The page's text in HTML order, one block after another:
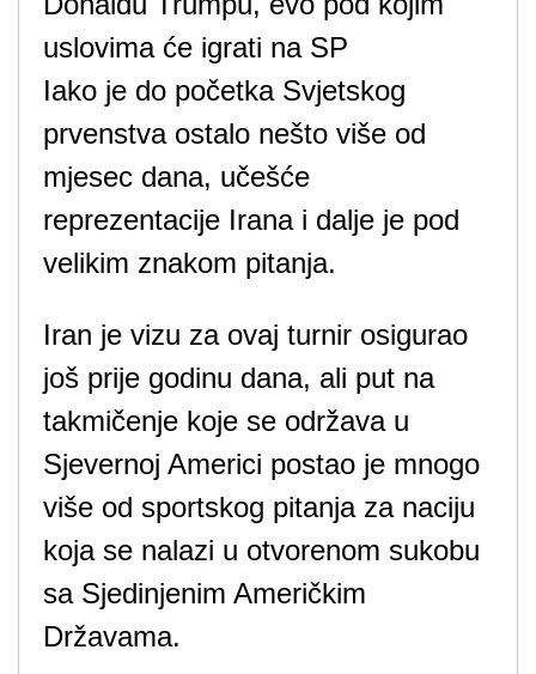
Iako je do početka Svjetskog
prvenstva ostalo nešto više od
mjesec dana, učešće
reprezentacije Irana i dalje je pod
velikim znakom pitanja.
Iran je vizu za ovaj turnir osigurao
još prije godinu dana, ali put na
takmičenje koje se održava u
Sjevernoj Americi postao je mnogo
više od sportskog pitanja za naciju
koja se nalazi u otvorenom sukobu
sa Sjedinjenim Američkim
Državama.